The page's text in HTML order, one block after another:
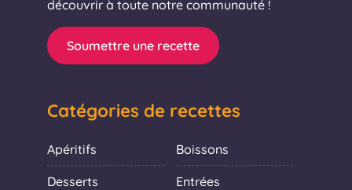
découvrir à toute notre communauté !
Soumettre une recette
Catégories de recettes
Apéritifs Boissons
Desserts Entrées